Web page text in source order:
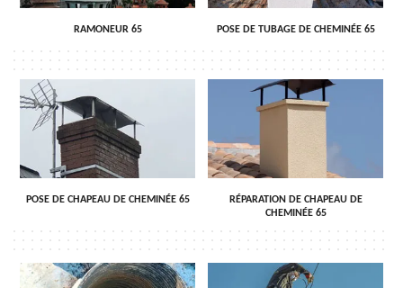
RAMONEUR 65 POSE DE TUBAGE DE CHEMINÉE 65
POSE DE CHAPEAU DE CHEMINÉE 65
RÉPARATION DE CHAPEAU DE
CHEMINÉE 65